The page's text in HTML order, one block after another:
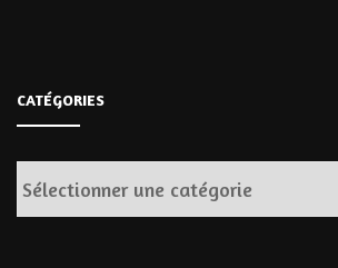
CATÉGORIES
Catégories